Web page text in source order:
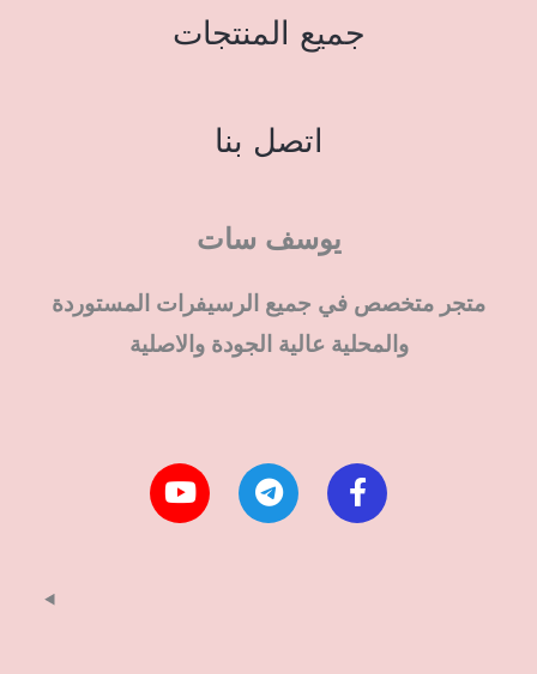
جميع المنتجات
اتصل بنا
يوسف سات
متجر متخصص في جميع الرسيفرات المستوردة
والمحلية عالية الجودة والاصلية